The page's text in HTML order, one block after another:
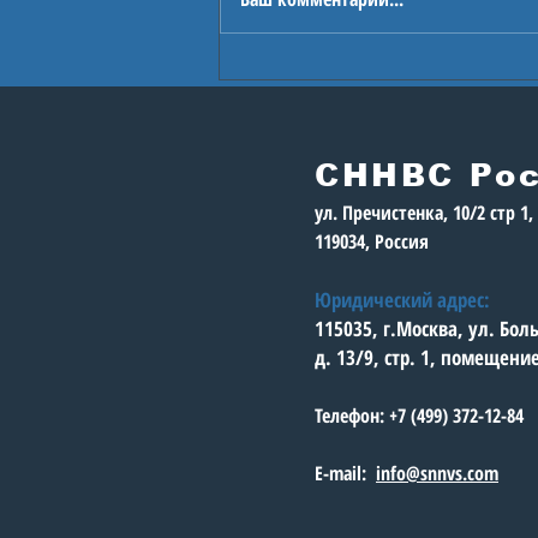
Игры будущего
СННВС
ул. Пречистенка, 10/2 стр
119034, Россия
Юридический адрес:
115035, г.Москва, ул.
д. 13/9, стр. 1,
Телефон: +7 (499) 372-12-84
E-mail: info@snnvs.com